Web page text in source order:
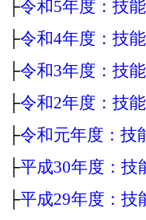
├令和5年度：技
├令和4年度：技
├令和3年度：技
├令和2年度：技
├令和元年度：技
├平成30年度：技
├平成29年度：技